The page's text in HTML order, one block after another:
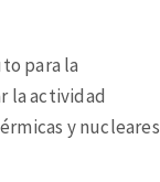
para la
la actividad
y nucleares